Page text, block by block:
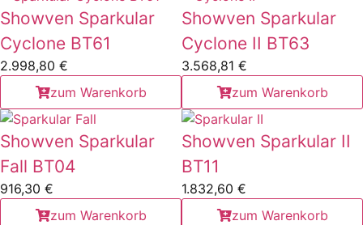
Showven Sparkular
Cyclone BT61
2.998,80 €
zum Warenkorb
Showven Sparkular
Cyclone II BT63
3.568,81 €
zum Warenkorb
Showven Sparkular
Fall BT04
916,30 €
zum Warenkorb
Showven Sparkular II
BT11
1.832,60 €
zum Warenkorb